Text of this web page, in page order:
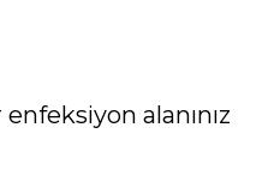
alanınız